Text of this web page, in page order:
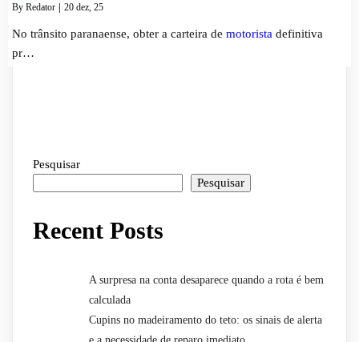
By Redator | 20 dez, 25
No trânsito paranaense, obter a carteira de motorista definitiva
pr…
Pesquisar
Pesquisar
Recent Posts
A surpresa na conta desaparece quando a rota é bem
calculada
Cupins no madeiramento do teto: os sinais de alerta